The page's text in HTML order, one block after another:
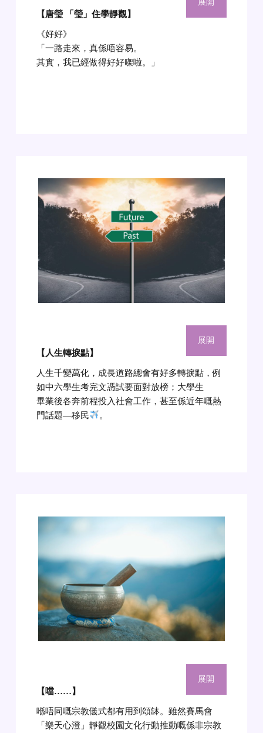
【唐瑩 「瑩」住學靜觀】
《好好》
「一路走來，真係唔容易。
其實，我已經做得好好㗎啦。」
展開
【人生轉捩點】
人生千變萬化，成長道路總會有好多轉捩點，例
如中六學生考完文憑試要面對放榜；大學生
畢業後各奔前程投入社會工作，甚至係近年嘅熱
門話題—移民
。
展開
【噹……】
喺唔同嘅宗教儀式都有用到頌缽。雖然賽馬會
「樂天心澄」靜觀校園文化行動推動嘅係非宗教
展開